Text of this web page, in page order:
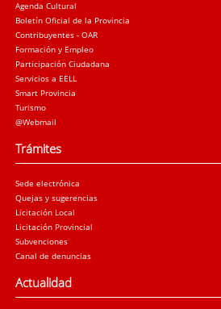
Agenda Cultural
Boletín Oficial de la Provincia
Contribuyentes - OAR
Formación y Empleo
Participación Ciudadana
Servicios a EELL
Smart Provincia
Turismo
@Webmail
Trámites
Sede electrónica
Quejas y sugerencias
Licitación Local
Licitación Provincial
Subvenciones
Canal de denuncias
Actualidad